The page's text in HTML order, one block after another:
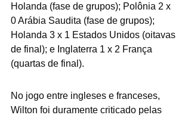
Holanda (fase de grupos); Polônia 2 x
0 Arábia Saudita (fase de grupos);
Holanda 3 x 1 Estados Unidos (oitavas
de final); e Inglaterra 1 x 2 França
(quartas de final).
No jogo entre ingleses e franceses,
Wilton foi duramente criticado pelas